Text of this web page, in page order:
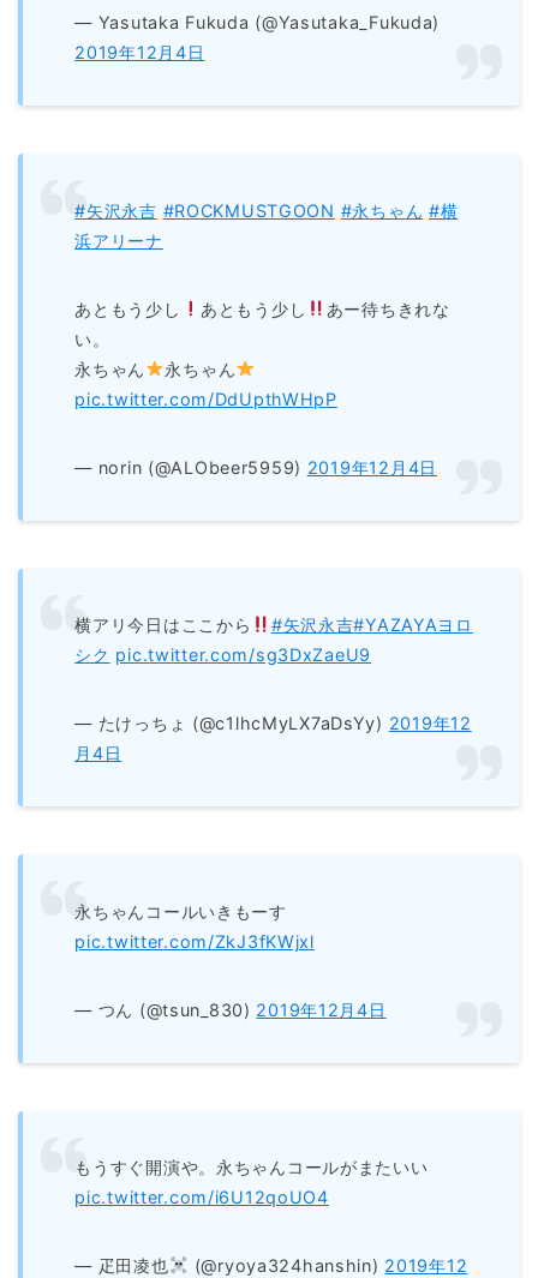
— Yasutaka Fukuda (@Yasutaka_Fukuda)
2019年12月4日
#矢沢永吉 #ROCKMUSTGOON #永ちゃん #横
浜アリーナ
あともう少し あともう少し
あー待ちきれな
い。
永ちゃん
永ちゃん
pic.twitter.com/DdUpthWHpP
— norin (@ALObeer5959) 2019年12月4日
横アリ今日はここから #矢沢永吉#YAZAYAヨロ
シク pic.twitter.com/sg3DxZaeU9
— たけっちょ (@c1lhcMyLX7aDsYy) 2019年12
月4日
永ちゃんコールいきもーす
pic.twitter.com/ZkJ3fKWjxl
— つん (@tsun_830) 2019年12月4日
もうすぐ開演や。永ちゃんコールがまたいい
pic.twitter.com/i6U12qoUO4
— 疋田凌也 (@ryoya324hanshin) 2019年12